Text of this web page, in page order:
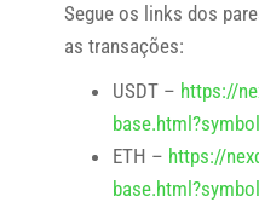
Segue os links dos
as transações:
USDT – https://
ETH – https://